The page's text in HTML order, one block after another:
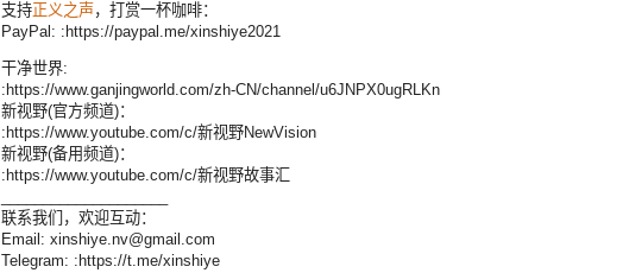
支持正义之声 ，打赏一杯咖啡：
PayPal: :https://paypal.me/xinshiye2021
干净世界:
:https://www.ganjingworld.com/zh-CN/channel/u6JNPX0ugRLKn
新视野(官方频道)：
:https://www.youtube.com/c/新视野NewVision
新视野(备用频道)：
:https://www.youtube.com/c/新视野故事汇
联系我们，欢迎互动：
Email: xinshiye.nv@gmail.com
Telegram: :https://t.me/xinshiye